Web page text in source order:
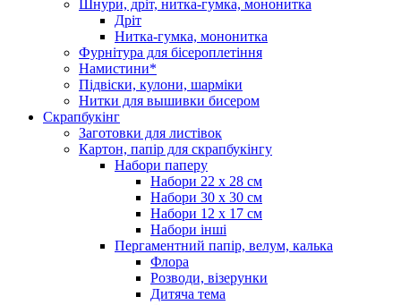
Шнури, дріт, нитка-гумка, мононитка
Дріт
Нитка-гумка, мононитка
Фурнітура для бісероплетіння
Намистини*
Підвіски, кулони, шарміки
Нитки для вышивки бисером
Скрапбукінг
Заготовки для листівок
Картон, папір для скрапбукінгу
Набори паперу
Набори 22 х 28 см
Набори 30 х 30 см
Набори 12 х 17 см
Набори інші
Пергаментний папір, велум, калька
Флора
Розводи, візерунки
Дитяча тема